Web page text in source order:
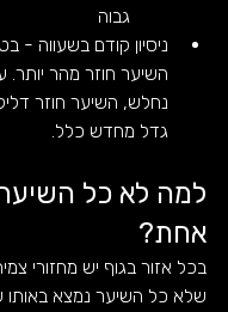
גבוה
ניסיון קודם בשעווה -
השיער חוזר מהר יותר.
נחלש, השיער חוזר
גדל מחדש כלל.
למה לא כל
אחת?
בכל אזור בגוף יש מחזורי
שלא כל השיער נמצא באותו